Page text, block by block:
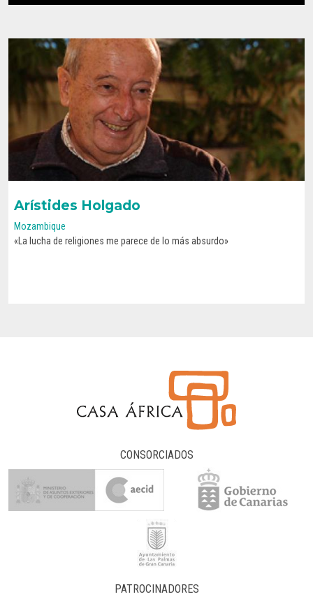
Arístides Holgado
Mozambique
«La lucha de religiones me parece de lo más absurdo»
CONOCE SU HISTORIA
CONSORCIADOS
PATROCINADORES